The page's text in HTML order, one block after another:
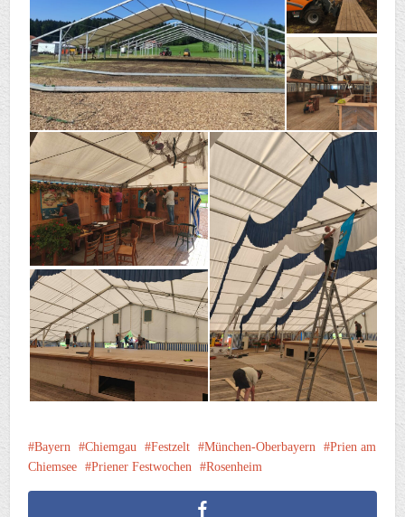
Bayern Chiemgau Festzelt München-Oberbayern
Prien am
Chiemsee
Priener Festwochen Rosenheim